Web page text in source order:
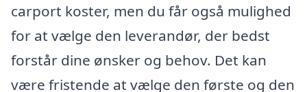
carport koster, men du får også mulighed
for at vælge den leverandør, der bedst
forstår dine ønsker og behov. Det kan
være fristende at vælge den første og den